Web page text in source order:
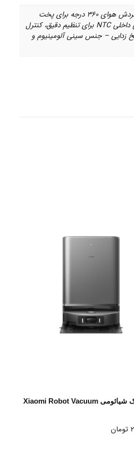
ایمنی و راحتی زیاد با وجود میکروسوئیچ داخلی برای افزودن یا بررسی مواد غذایی در حین کار دستگاه, دارای 6 حالت پخت و پز پیش فرض – درجه گردش هوای 360 درجه برای پخت
یکنواخت مواد غذایی – دارای المنت حرارتی فولاد ضد زنگ, دارای پایه های پایه لاستیکی ضد لغزش افزایش اصطکاک و پایداری – دارای سنسور دمای داخلی NTC برای تنظیم دقیق، کنترل
غذا و حتی تهیه ماست و یخ زدایی – جنس سینی آلومینیوم و
انتخاب گزینه ها
جارو رباتیک شیائومی Xiaomi Robot Vacuum
تومان